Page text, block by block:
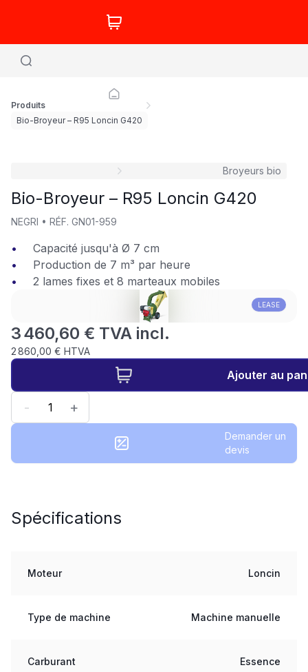
Produits
Bio-Broyeur – R95 Loncin G420
LEASE
Broyeurs bio
Bio-Broyeur – R95 Loncin G420
NEGRI • RÉF. GN01-959
Capacité jusqu'à Ø 7 cm
Production de 7 m³ par heure
2 lames fixes et 8 marteaux mobiles
3 460,60 € TVA incl.
2 860,00 € HTVA
Ajouter au
- +
Demander un
devis
Spécifications
Moteur Loncin
Type de machine Machine manuelle
Carburant Essence